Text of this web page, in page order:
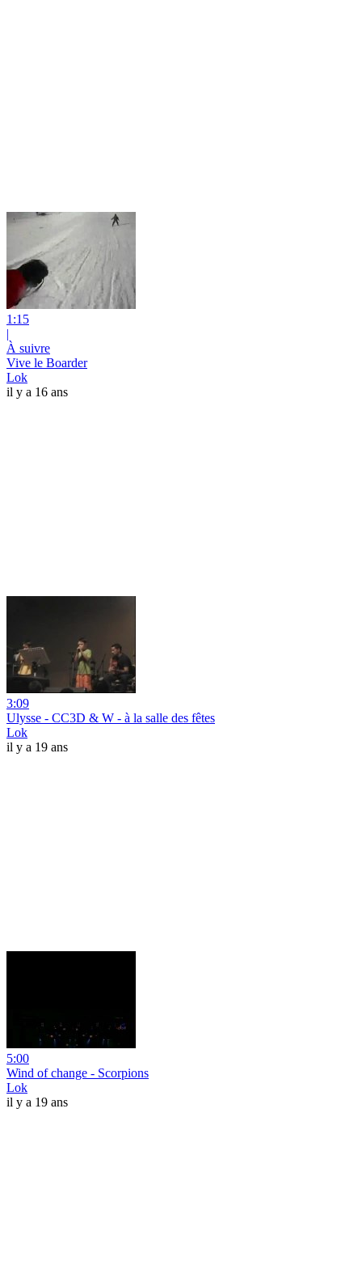
1:15
|
À suivre
Vive le Boarder
Lok
il y a 16 ans
3:09
Ulysse - CC3D & W - à la salle des fêtes
Lok
il y a 19 ans
5:00
Wind of change - Scorpions
Lok
il y a 19 ans